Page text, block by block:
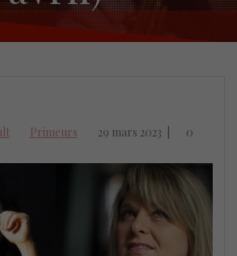
Primeurs 29 mars 2023 0